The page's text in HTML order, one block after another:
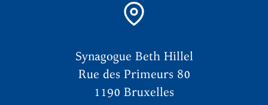
Synagogue Beth Hillel
Rue des Primeurs 80
1190 Bruxelles